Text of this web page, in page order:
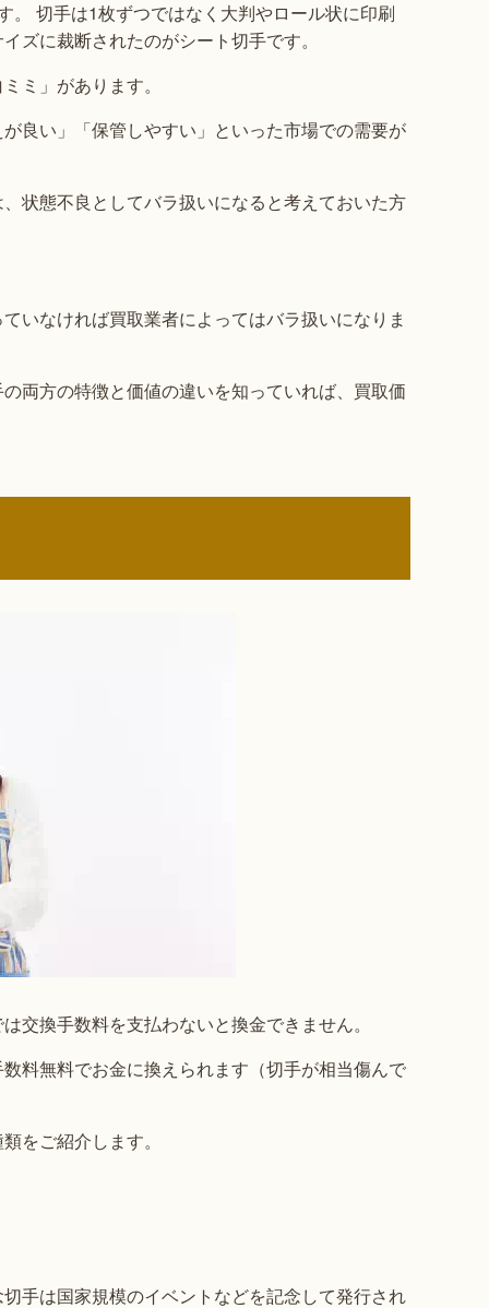
。 切手は1枚ずつではなく大判やロール状に印刷
ズに裁断されたのがシート切手です。
ミ」があります。
良い」「保管しやすい」といった市場での需要が
状態不良としてバラ扱いになると考えておいた方
いなければ買取業者によってはバラ扱いになりま
両方の特徴と価値の違いを知っていれば、買取価
交換手数料を支払わないと換金できません。
料無料でお金に換えられます（切手が相当傷んで
をご紹介します。
手は国家規模のイベントなどを記念して発行され